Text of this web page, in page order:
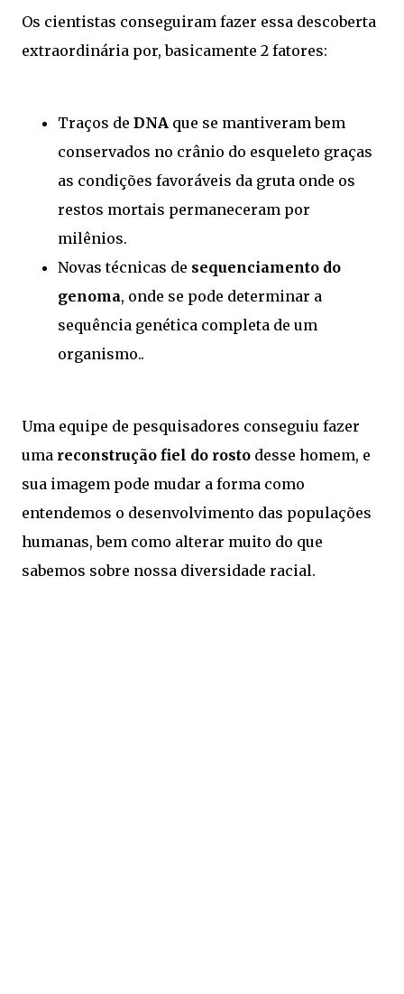
Os cientistas conseguiram fazer essa descoberta
extraordinária por, basicamente 2 fatores:
Traços de DNA que se mantiveram bem
conservados no crânio do esqueleto graças
as condições favoráveis da gruta onde os
restos mortais permaneceram por
milênios.
Novas técnicas de sequenciamento do
genoma, onde se pode determinar a
sequência genética completa de um
organismo..
Uma equipe de pesquisadores conseguiu fazer
uma reconstrução fiel do rosto desse homem, e
sua imagem pode mudar a forma como
entendemos o desenvolvimento das populações
humanas, bem como alterar muito do que
sabemos sobre nossa diversidade racial.